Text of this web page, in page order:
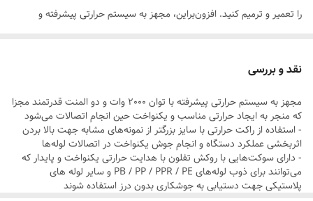
را تعمیر و ترمیم کنید. افزون‌براین، مجهز به سیستم حرارتی پیشرفته و
کامل ابزار، در مکان‌های مختلف جابه‌جا کرده و از آن استفاده کنید.
متعلقات کاربردی مختلفی در کنار این دستگاه ارائه می‌شوند و نیازهای
کاربران را برطرف می‌کنند.
نقد و بررسی
مجهز به سیستم حرارتی پیشرفته با توان 2000 وات و دو المنت قدرتمند مجزا
که منجر به ایجاد حرارتی مناسب و یکنواخت حین انجام اتصالات می‌شود
- استفاده از راکت حرارتی با سایز بزرگتر از نمونه‌های مشابه جهت بالا بردن
اثربخشی عملکرد دستگاه و انجام جوش یکنواخت در اتصالات لوله‌ها
- دارای سوکت‌هایی‌ با روکش تفلون با هدایت حرارتی یکنواخت و پایدار که
می‌توانند برای ذوب لوله‌های PB / PP / PPR / PE و سایر لوله های
پلاستیکی جهت دستیابی به جوشکاری بدون درز استفاده شوند